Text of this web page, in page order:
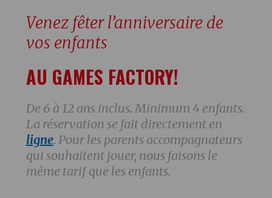
Venez fêter l’anniversaire de
vos enfants
AU GAMES FACTORY!
De 6 à 12 ans inclus. Minimum 4 enfants.
La réservation se fait directement en
ligne. Pour les parents accompagnateurs
qui souhaitent jouer, nous faisons le
même tarif que les enfants.